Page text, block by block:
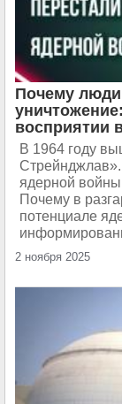
Почему
восприятии
В 1964 году
ядерной войны
Почему в
потенциале
2 ноября 2025